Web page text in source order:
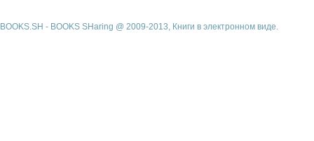
BOOKS.SH - BOOKS SHaring @ 2009-2013, Книги в электронном виде.